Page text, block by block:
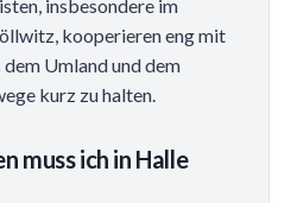
insbesondere im
kooperieren eng mit
Umland und dem
kurz zu halten.
muss ich in Halle